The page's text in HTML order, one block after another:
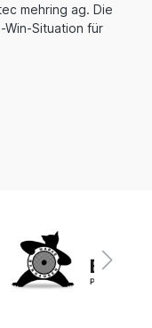
mehring ag. Die
Situation für